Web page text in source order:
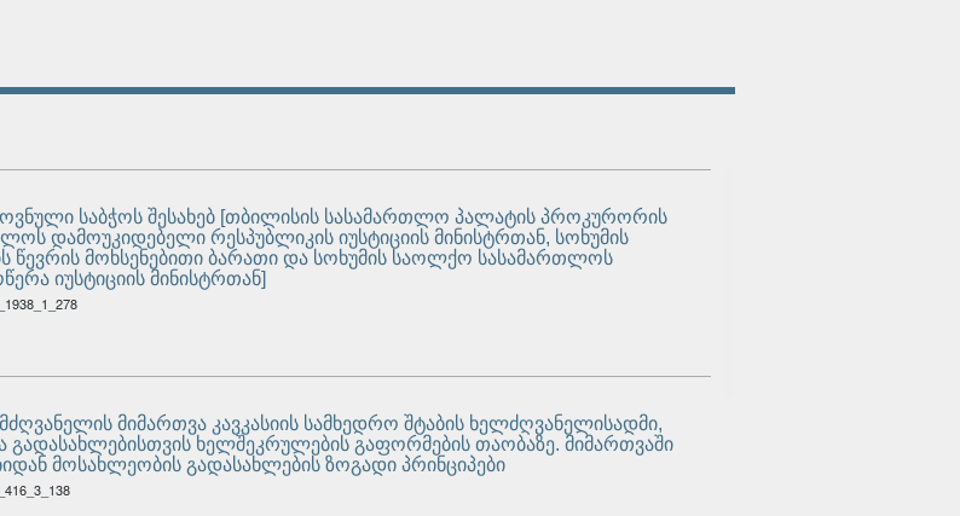
საბჭოს შესახებ [თბილისის სასამართლო პალატის პროკურორის
დამოუკიდებელი რესპუბლიკის იუსტიციის მინისტრთან, სოხუმის
წევრის მოხსენებითი ბარათი და სოხუმის საოლქო სასამართლოს
იუსტიციის მინისტრთან]
მიმართვა კავკასიის სამხედრო შტაბის ხელძღვანელისადმი,
ხელშეკრულების გაფორმების თაობაზე. მიმართვაში
მოსახლეობის გადასახლების ზოგადი პრინციპები